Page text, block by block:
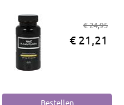
€ 24,95
€ 21,21